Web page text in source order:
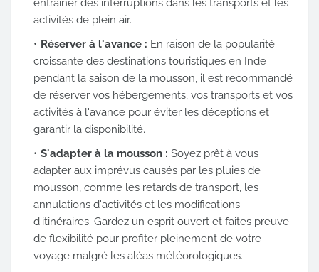
entraîner des interruptions dans les transports et les
activités de plein air.
Réserver à l'avance : En raison de la popularité
croissante des destinations touristiques en Inde
pendant la saison de la mousson, il est recommandé
de réserver vos hébergements, vos transports et vos
activités à l'avance pour éviter les déceptions et
garantir la disponibilité.
S'adapter à la mousson : Soyez prêt à vous
adapter aux imprévus causés par les pluies de
mousson, comme les retards de transport, les
annulations d'activités et les modifications
d'itinéraires. Gardez un esprit ouvert et faites preuve
de flexibilité pour profiter pleinement de votre
voyage malgré les aléas météorologiques.